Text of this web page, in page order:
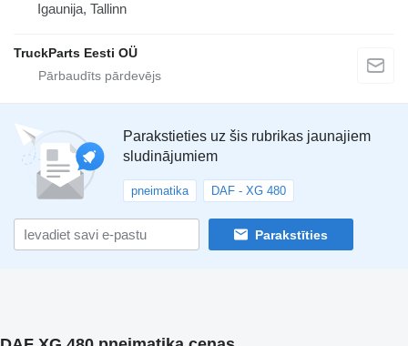
Igaunija, Tallinn
TruckParts Eesti OÜ
Parakstieties uz šis rubrikas jaunajiem
sludinājumiem
pneimatika DAF - XG 480
Parakstīties